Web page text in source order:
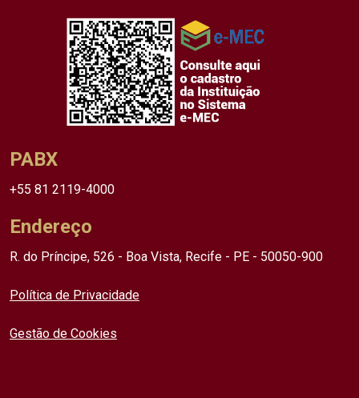
PABX
+55 81 2119-4000
Endereço
R. do Príncipe, 526 - Boa Vista, Recife - PE - 50050-900
Política de Privacidade
Gestão de Cookies